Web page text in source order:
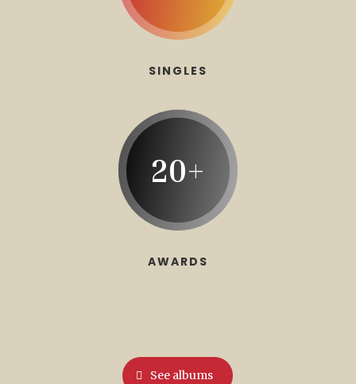
SINGLES
20+
AWARDS
See albums